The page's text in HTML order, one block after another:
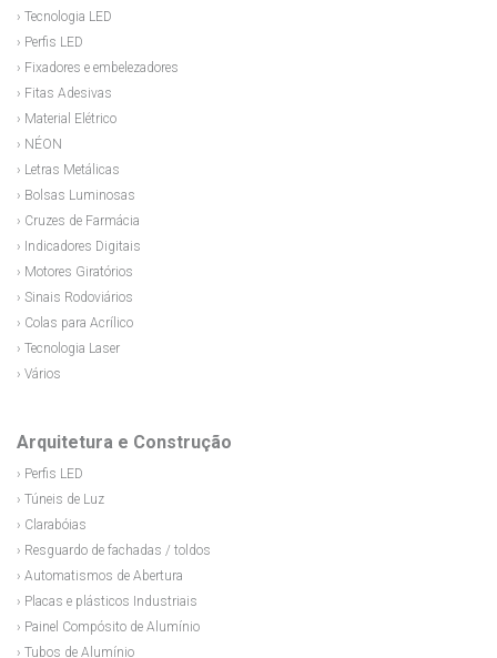
› Tecnologia LED
› Perfis LED
› Fixadores e embelezadores
› Fitas Adesivas
› Material Elétrico
› NÉON
› Letras Metálicas
› Bolsas Luminosas
› Cruzes de Farmácia
› Indicadores Digitais
› Motores Giratórios
› Sinais Rodoviários
› Colas para Acrílico
› Tecnologia Laser
› Vários
Arquitetura e Construção
› Perfis LED
› Túneis de Luz
› Clarabóias
› Resguardo de fachadas / toldos
› Automatismos de Abertura
› Placas e plásticos Industriais
› Painel Compósito de Alumínio
› Tubos de Alumínio